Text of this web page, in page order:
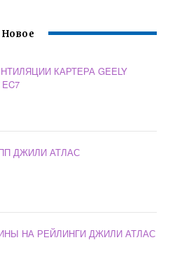
Новое
КАРТЕРА GEELY
ДЖИЛИ АТЛАС
НА РЕЙЛИНГИ ДЖИЛИ АТЛАС